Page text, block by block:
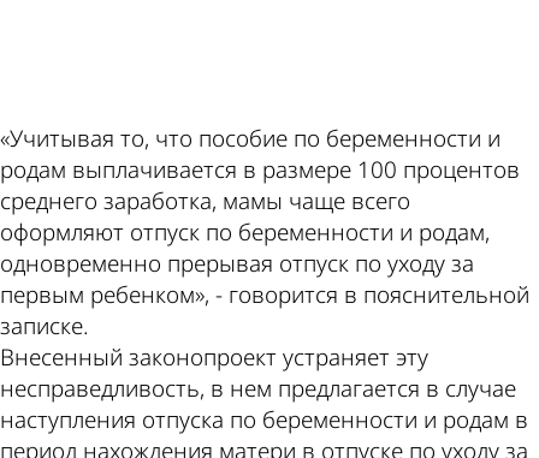
«Учитывая то, что пособие по беременности и
родам выплачивается в размере 100 процентов
среднего заработка, мамы чаще всего
оформляют отпуск по беременности и родам,
одновременно прерывая отпуск по уходу за
первым ребенком», - говорится в пояснительной
записке.
Внесенный законопроект устраняет эту
несправедливость, в нем предлагается в случае
наступления отпуска по беременности и родам в
период нахождения матери в отпуске по уходу за